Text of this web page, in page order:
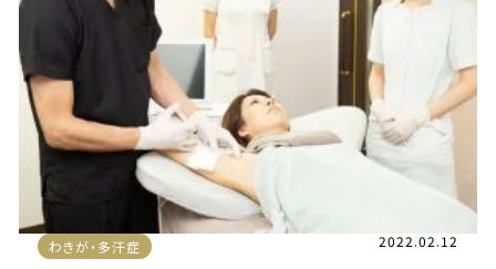
わきが・多汗症 2022.02.12